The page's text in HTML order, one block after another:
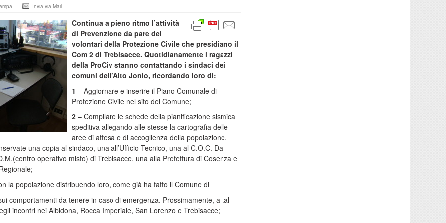
Invia via Mail
Continua a pieno ritmo l’attività
di Prevenzione da pare dei
volontari della Protezione Civile che presidiano il
Com 2 di Trebisacce. Quotidianamente i ragazzi
della ProCiv stanno contattando i sindaci dei
comuni dell’Alto Jonio, ricordando loro di:
1 – Aggiornare e inserire il Piano Comunale di
Protezione Civile nel sito del Comune;
2 – Compilare le schede della pianificazione sismica
speditiva allegando alle stesse la cartografia delle
aree di attesa e di accoglienza della popolazione.
una copia al sindaco, una all’Ufficio Tecnico, una al C.O.C. Da
operativo misto) di Trebisacce, una alla Prefettura di Cosenza e
la popolazione distribuendo loro, come già ha fatto il Comune di
comportamenti da tenere in caso di emergenza. Prossimamente, a tal
incontri nei Albidona, Rocca Imperiale, San Lorenzo e Trebisacce;